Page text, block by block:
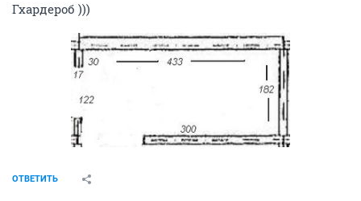
Гхардероб )))
ОТВЕТИТЬ